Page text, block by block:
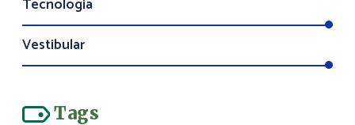
Tecnologia
Vestibular
Tags